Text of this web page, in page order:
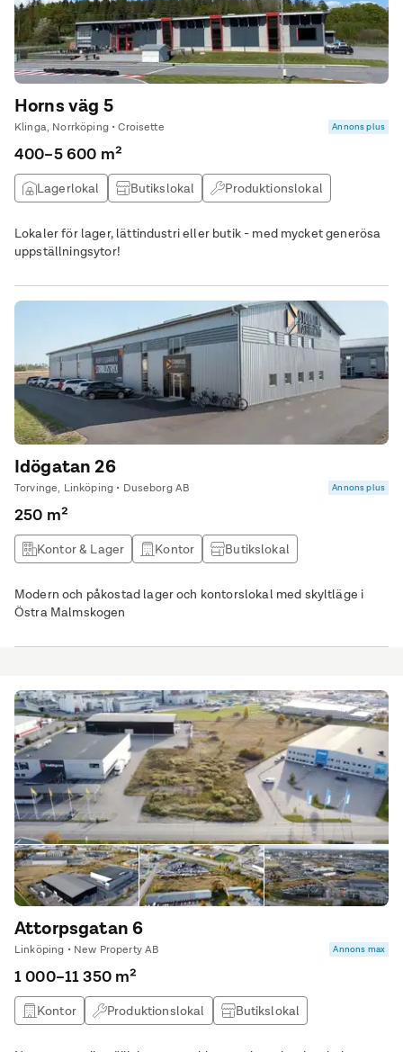
Horns väg 5
Klinga, Norrköping • Croisette Annons plus
400–5 600 m²
Lagerlokal Butikslokal
Produktionslokal
Lokaler för lager, lättindustri eller butik - med mycket generösa
uppställningsytor!
Idögatan 26
Torvinge, Linköping • Duseborg AB Annons plus
250 m²
Kontor & Lager Kontor
Butikslokal
Modern och påkostad lager och kontorslokal med skyltläge i
Östra Malmskogen
Attorpsgatan 6
Linköping • New Property AB Annons max
1 000–11 350 m²
Kontor Produktionslokal
Butikslokal